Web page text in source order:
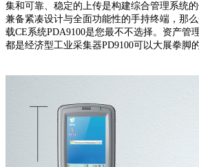
集和可靠、稳定的上传是构建综合管理系统的
兼备紧凑设计与全面功能性的手持终端，那
载CE系统PDA9100是您最不不选择。资产管理
都是经济型工业采集器PD9100可以大展拳脚的地